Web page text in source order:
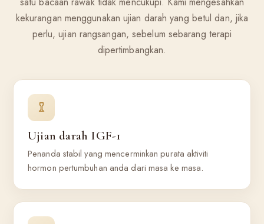
kekurangan menggunakan ujian darah yang betul dan, jika
perlu, ujian rangsangan, sebelum sebarang terapi
dipertimbangkan.
Ujian darah IGF-1
Penanda stabil yang mencerminkan purata aktiviti
hormon pertumbuhan anda dari masa ke masa.